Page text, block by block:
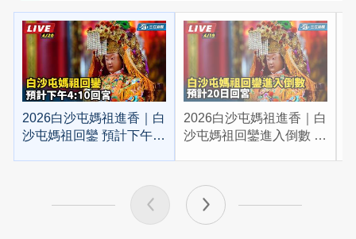
2026白沙屯媽祖進香｜白
沙屯媽祖回鑾 預計下午
2026白沙屯媽祖進香｜白
沙屯媽祖回鑾進入倒數 預